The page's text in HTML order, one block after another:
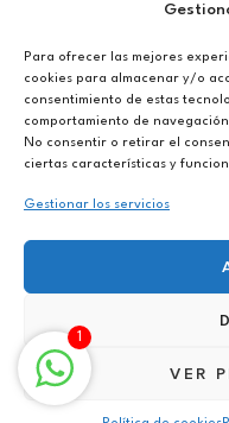
Para ofrecer las mejores
cookies para almacenar y/o
consentimiento de estas
comportamiento de
No consentir o retirar el
ciertas características y
Gestionar los servicios
VER
De lunes a viernes de
Aviso legal
Política de privacidad
Política de cookies
Terapia
1